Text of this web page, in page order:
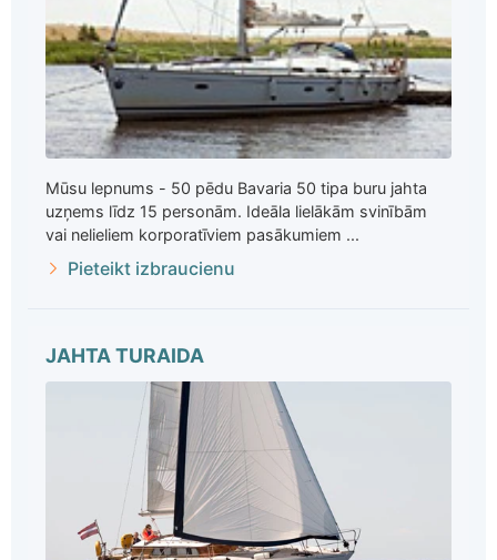
Mūsu lepnums - 50 pēdu Bavaria 50 tipa buru jahta
uzņems līdz 15 personām. Ideāla lielākām svinībām
vai nelieliem korporatīviem pasākumiem ...
Pieteikt izbraucienu
JAHTA TURAIDA